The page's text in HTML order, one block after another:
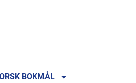
BOKMÅL